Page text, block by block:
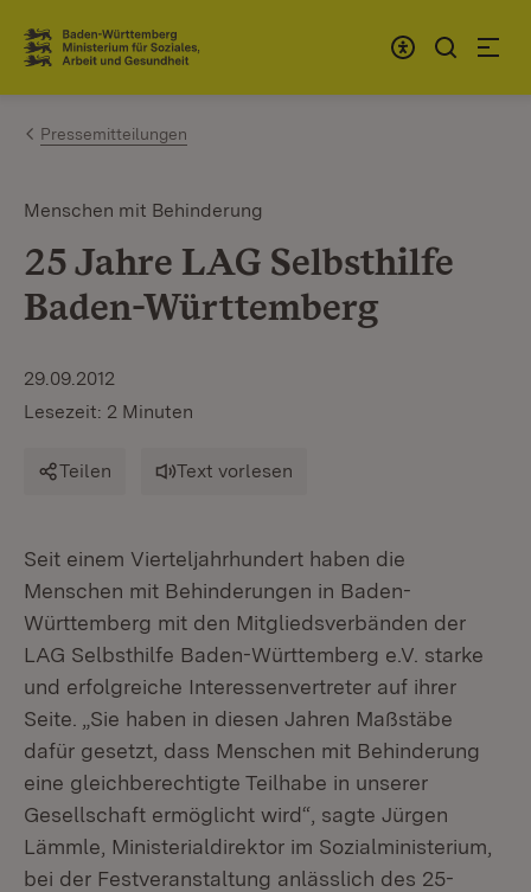
Zum Inhalt springen
Link zur Startseite
Pressemitteilungen
Menschen mit Behinderung
25 Jahre LAG Selbsthilfe
Baden-Württemberg
29.09.2012
Lesezeit: 2 Minuten
Teilen Text vorlesen
Seit einem Vierteljahrhundert haben die
Menschen mit Behinderungen in Baden-
Württemberg mit den Mitgliedsverbänden der
LAG Selbsthilfe Baden-Württemberg e.V. starke
und erfolgreiche Interessenvertreter auf ihrer
Seite. „Sie haben in diesen Jahren Maßstäbe
dafür gesetzt, dass Menschen mit Behinderung
eine gleichberechtigte Teilhabe in unserer
Gesellschaft ermöglicht wird“, sagte Jürgen
Lämmle, Ministerialdirektor im Sozialministerium,
bei der Festveranstaltung anlässlich des 25-